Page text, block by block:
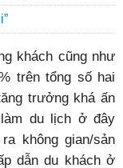
khách cũng như
trên tổng số hai
trưởng khá ấn
du lịch ở đây
không gian/sản
dẫn du khách ở